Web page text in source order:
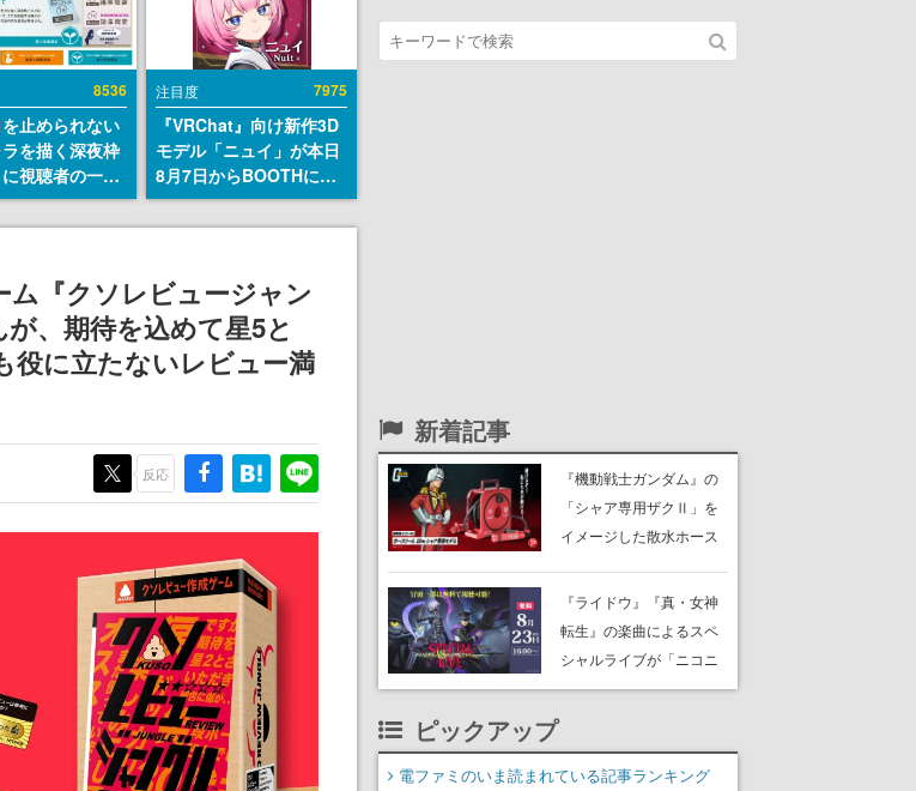
8536
を止められない
を描く深夜枠
視聴者の一部
見。違法薬物
しき描写も含
注目度 7975
『VRChat』向け新作3D
モデル「ニュイ」が本日
8月7日からBOOTHにて
発売。瞳に光る星や感情
豊かな表情が、小悪魔か
『クソレビュージャン
、期待を込めて星5と
役に立たないレビュー満
反応
新着記事
『機動戦士ガンダム』の
「シャア専用ザクⅡ」を
イメージした散水ホース
にはシャアのパーソナル
マークやジオン公国軍の
エンブレム、型式番号な
『ライドウ』『真・女神
転生』の楽曲によるスペ
シャルライブが「ニコニ
コ生放送」で配信決定。
ド編成による迫力の生演
ピックアップ
電ファミのいま読まれている記事ランキング